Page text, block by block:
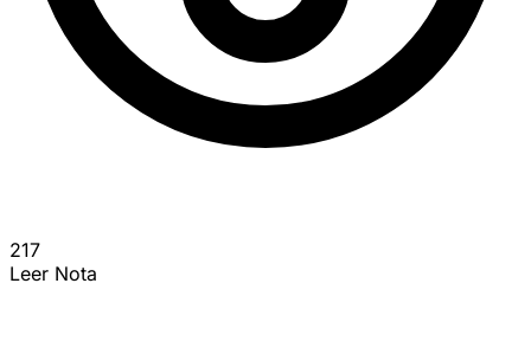
217
Leer Nota